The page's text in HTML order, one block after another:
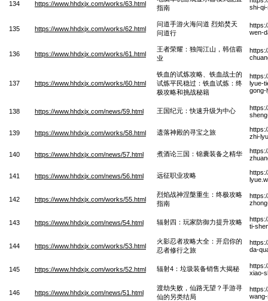
134 https://www.hhdxjx.com/works/63.html
指南
shi-
135 https://www.hhdxjx.com/works/62.html
问道手游火海问道 烈焰焚天
问道行
wen-
136 https://www.hhdxjx.com/works/61.html
王者荣耀：独闯江山，韩信霸
业
137 https://www.hhdxjx.com/works/60.html
铁血的试炼攻略、铁血战士的
试炼平民稳过：铁血试炼：终
极攻略和挑战秘籍
lyue-
gong-
138 https://www.hhdxjx.com/news/59.html 王国纪元：快速升级为中心
139 https://www.hhdxjx.com/works/58.html 遗落神殿的寻宝之旅
zhi-
140 https://www.hhdxjx.com/news/57.html 煮酒论三国：锦囊装备之精华
141 https://www.hhdxjx.com/news/56.html 远征职业攻略
142 https://www.hhdxjx.com/works/55.html
烈焰战神涅槃重生：终极攻略
指南
143 https://www.hhdxjx.com/news/54.html 辐射四：玩家防御力提升攻略
ti-
144 https://www.hhdxjx.com/works/53.html
火影忍者攻略大全：开启你的
忍者修行之旅
da-
145 https://www.hhdxjx.com/works/52.html 辐射4：垃圾装备销售大揭秘
xiao-
146 https://www.hhdxjx.com/news/51.html
渡劫失败，仙路无望？手游寻
仙的另类结局